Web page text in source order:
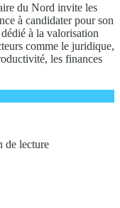
du Nord invite les
à candidater pour son
à la valorisation
comme le juridique,
les finances
de lecture